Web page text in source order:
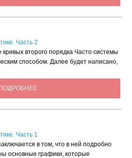
Часть 2
второго порядка Часто системы
способом. Далее будет написано,
ПОДРОБНЕЕ
Часть 1
в том, что в ней подробно
основные графики, которые